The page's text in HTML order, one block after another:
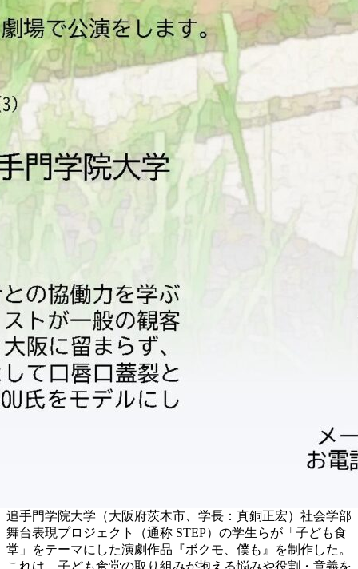
追手門学院大学（大阪府茨木市、学長：真銅正宏）社会学部
舞台表現プロジェクト（通称 STEP）の学生らが「子ども食
堂」をテーマにした演劇作品『ボクモ、僕も』を制作した。
これは、子ども食堂の取り組みが抱える悩みや役割・意義を